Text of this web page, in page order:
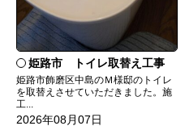
姫路市 トイレ取替え工事
姫路市飾磨区中島のＭ様邸のトイレ
を取替えさせていただきました。施
工...
2026年08月07日